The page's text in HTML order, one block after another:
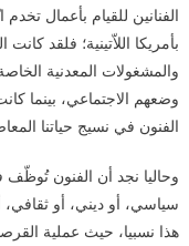
الفنانين للقيام بأعمال
بأمريكا اللاّتينية؛ فلقد
وضعهم الاجتماعي، بينما
الفنون في نسيج حياتنا
وحاليا نجد أن الفنون
سياسي، أو ديني، أو
هذا نسبيا، حيث عملية